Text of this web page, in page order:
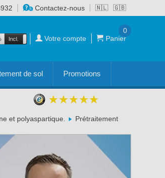
🇳🇱 🇬🇧
Contactez-nous
Incl. Excl. Votre compte Panier
0
de sol Promotions
et polyaspartique.
Prétraitement